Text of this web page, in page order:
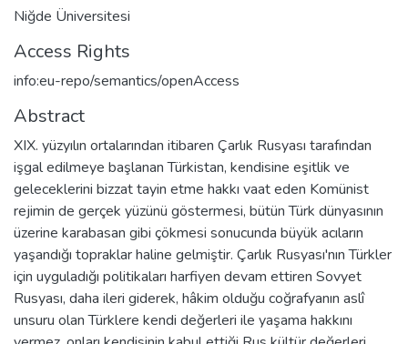
Niğde Üniversitesi
Access Rights
info:eu-repo/semantics/openAccess
Abstract
XIX. yüzyılın ortalarından itibaren Çarlık Rusyası tarafından
işgal edilmeye başlanan Türkistan, kendisine eşitlik ve
geleceklerini bizzat tayin etme hakkı vaat eden Komünist
rejimin de gerçek yüzünü göstermesi, bütün Türk dünyasının
üzerine karabasan gibi çökmesi sonucunda büyük acıların
yaşandığı topraklar haline gelmiştir. Çarlık Rusyası'nın Türkler
için uyguladığı politikaları harfiyen devam ettiren Sovyet
Rusyası, daha ileri giderek, hâkim olduğu coğrafyanın aslî
unsuru olan Türklere kendi değerleri ile yaşama hakkını